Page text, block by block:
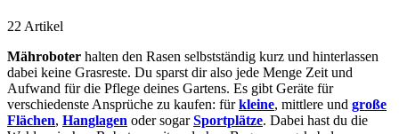
22 Artikel
Mähroboter halten den Rasen selbstständig kurz und hinterlassen
dabei keine Grasreste. Du sparst dir also jede Menge Zeit und
Aufwand für die Pflege deines Gartens. Es gibt Geräte für
verschiedenste Ansprüche zu kaufen: fürkleine, mittlere und große
Flächen, Hanglagen oder sogarSportplätze. Dabei hast du die